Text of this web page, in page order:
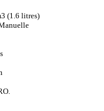
(1.6 litres)